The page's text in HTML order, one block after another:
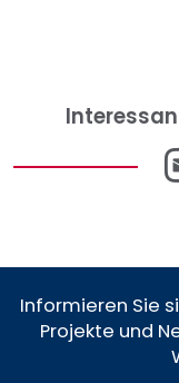
Informieren Sie
Projekte und